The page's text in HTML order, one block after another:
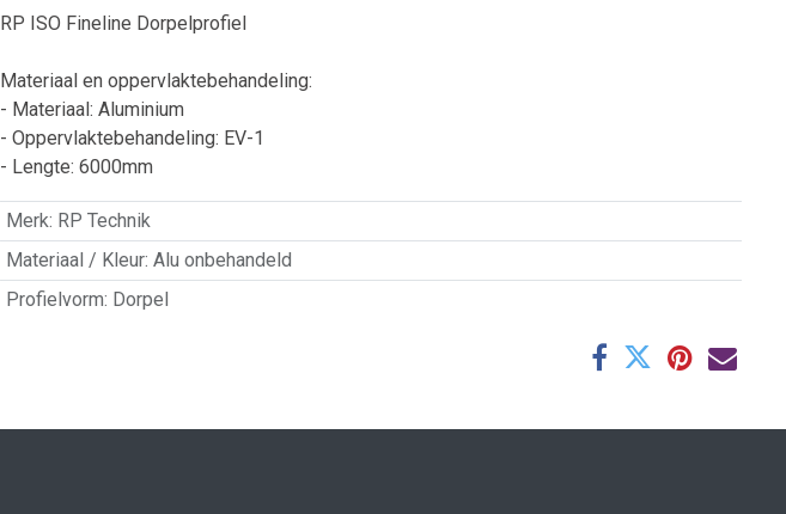
RP ISO Fineline Dorpelprofiel
Materiaal en oppervlaktebehandeling:
- Materiaal: Aluminium
- Oppervlaktebehandeling: EV-1
- Lengte: 6000mm
Merk: RP Technik
Materiaal / Kleur: Alu onbehandeld
Profielvorm: Dorpel